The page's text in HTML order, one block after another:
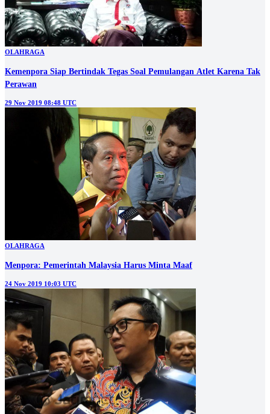
OLAHRAGA
Kemenpora Siap Bertindak Tegas Soal Pemulangan Atlet Karena Tak
Perawan
29 Nov 2019 08:48 UTC
OLAHRAGA
Menpora: Pemerintah Malaysia Harus Minta Maaf
24 Nov 2019 10:03 UTC